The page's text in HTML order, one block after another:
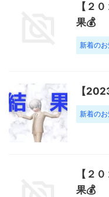
【２
果💰
新着の
【
新着の
【２
果💰